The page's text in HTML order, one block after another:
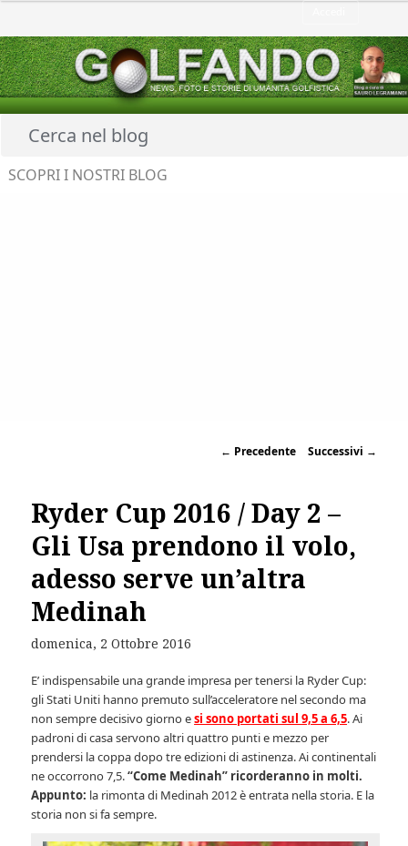
← Precedente Successivi →
Ryder Cup 2016 / Day 2 –
Gli Usa prendono il volo,
adesso serve un’altra
Medinah
domenica, 2 Ottobre 2016
E’ indispensabile una grande impresa per tenersi la Ryder Cup:
gli Stati Uniti hanno premuto sull’acceleratore nel secondo ma
non sempre decisivo giorno esi sono portati sul 9,5 a 6,5. Ai
padroni di casa servono altri quattro punti e mezzo per
prendersi la coppa dopo tre edizioni di astinenza. Ai continentali
ne occorrono 7,5.“Come Medinah” ricorderanno in molti.
Appunto: la rimonta di Medinah 2012 è entrata nella storia. E la
storia non si fa sempre.